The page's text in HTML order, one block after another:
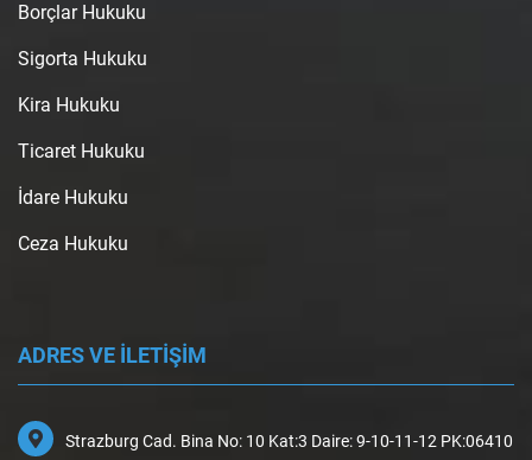
Borçlar Hukuku
Sigorta Hukuku
Kira Hukuku
Ticaret Hukuku
İdare Hukuku
Ceza Hukuku
ADRES VE İLETİŞİM
Strazburg Cad. Bina No: 10 Kat:3 Daire: 9-10-11-12 PK:06410